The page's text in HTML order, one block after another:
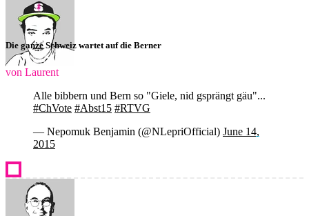
Die ganze Schweiz wartet auf die Berner
von Laurent
Alle bibbern und Bern so "Giele, nid gsprängt gäu"...
#ChVote #Abst15 #RTVG
— Nepomuk Benjamin (@NLepriOfficial) June 14,
2015